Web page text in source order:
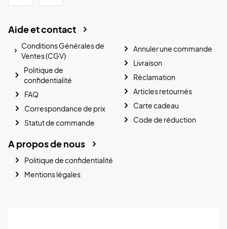
Aide et contact
Conditions Générales de
Ventes (CGV)
Politique de
confidentialité
FAQ
Correspondance de prix
Statut de commande
Annuler une commande
Livraison
Réclamation
Articles retournés
Carte cadeau
Code de réduction
A propos de nous
Politique de confidentialité
Mentions légales